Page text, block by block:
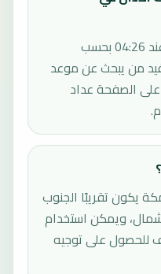
الصلاة القادمة حاليًا هي الفجر عند 04:26 بحسب
من يبحث عن موعد
الصفحة عداد
يكون تقريبًا الجنوب
من جهة الشمال، ويمكن استخدام
للحصول على توجيه